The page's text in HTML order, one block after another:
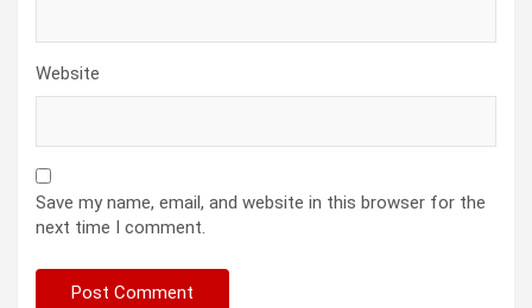
Website
Save my name, email, and website in this browser for the
next time I comment.